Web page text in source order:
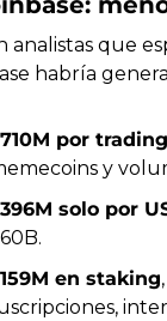
analistas que
habría
por trading
y
solo por
en staking,